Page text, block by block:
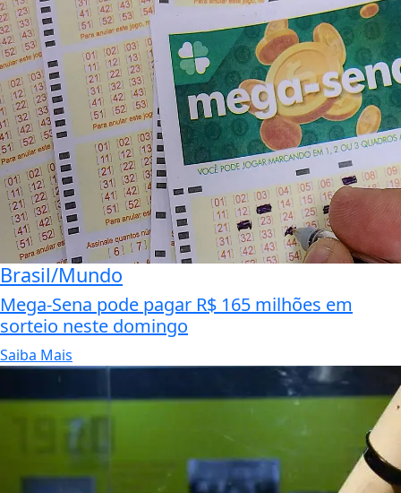
Brasil/Mundo
Mega-Sena pode pagar R$ 165 milhões em
sorteio neste domingo
Saiba Mais